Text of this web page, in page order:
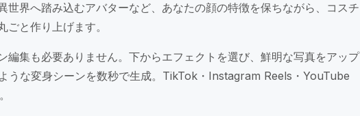
世界へ踏み込むアバターなど、あなたの顔の特徴を保ちながら、コスチ
ごと作り上げます。
編集も必要ありません。下からエフェクトを選び、鮮明な写真をアップ
うな変身シーンを数秒で生成。TikTok・Instagram Reels・YouTube